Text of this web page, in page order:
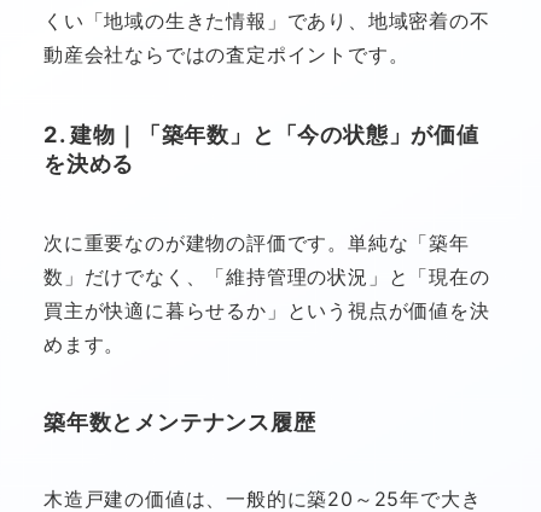
くい「地域の生きた情報」であり、地域密着の不
動産会社ならではの査定ポイントです。
2. 建物｜「築年数」と「今の状態」が価値
を決める
次に重要なのが建物の評価です。単純な「築年
数」だけでなく、「維持管理の状況」と「現在の
買主が快適に暮らせるか」という視点が価値を決
めます。
築年数とメンテナンス履歴
木造戸建の価値は、一般的に築20～25年で大き